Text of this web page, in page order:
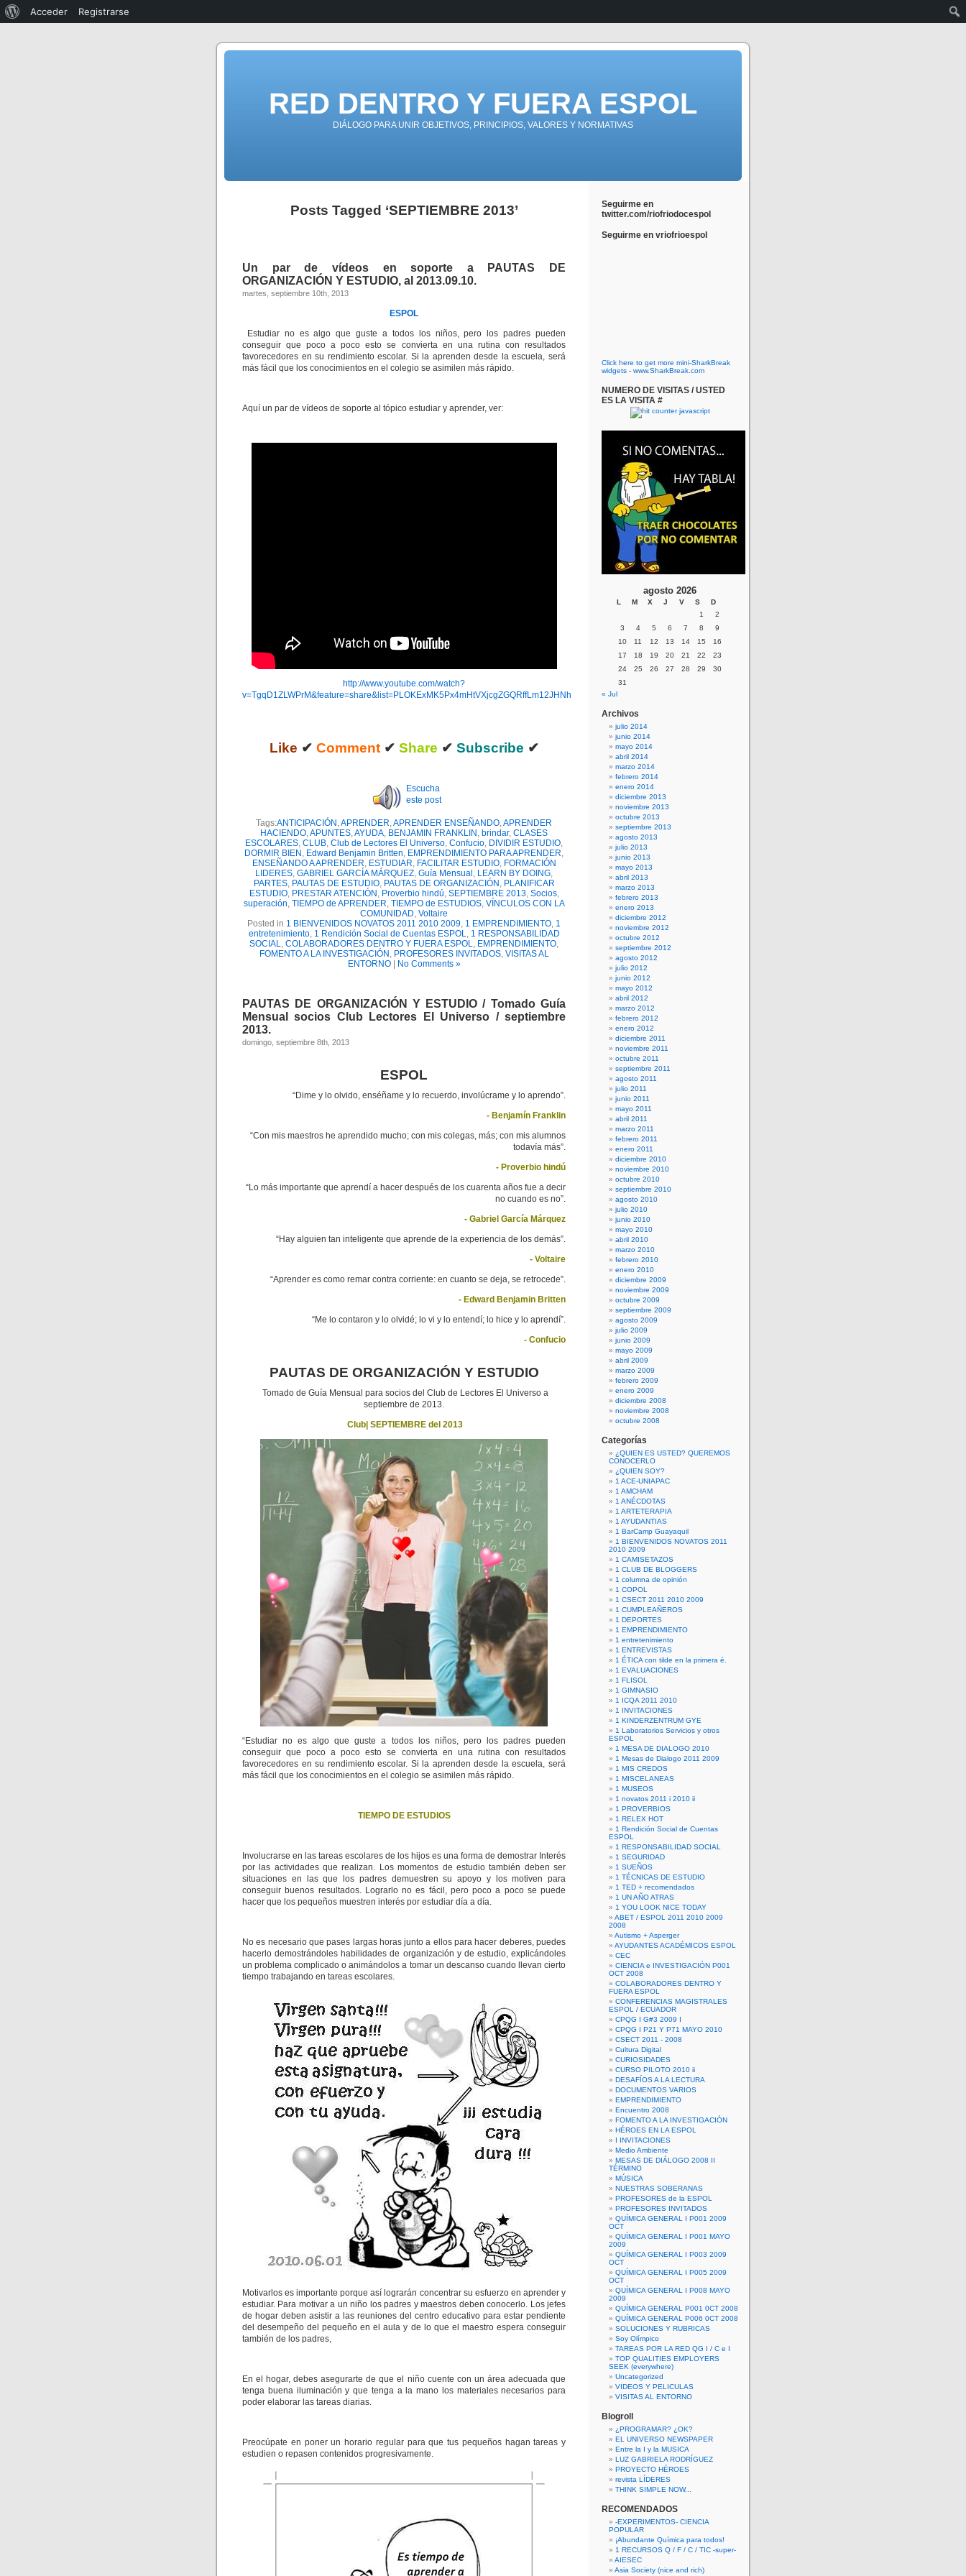
RED DENTRO Y FUERA ESPOL
DIÁLOGO PARA UNIR OBJETIVOS, PRINCIPIOS, VALORES Y NORMATIVAS
Posts Tagged ‘SEPTIEMBRE 2013’
Un par de vídeos en soporte a PAUTAS DE
ORGANIZACIÓN Y ESTUDIO, al 2013.09.10.
martes, septiembre 10th, 2013
ESPOL
Estudiar no es algo que guste a todos los niños, pero los padres pueden
conseguir que poco a poco esto se convierta en una rutina con resultados
favorecedores en su rendimiento escolar. Si la aprenden desde la escuela, será
más fácil que los conocimientos en el colegio se asimilen más rápido.
Aquí un par de vídeos de soporte al tópico estudiar y aprender, ver:
http://www.youtube.com/watch?
v=TgqD1ZLWPrM&feature=share&list=PLOKExMK5Px4mHtVXjcgZGQRffLm12JHNh
Like ✔ Comment ✔ Share ✔ Subscribe ✔
Escucha
este post
Tags:ANTICIPACIÓN ,APRENDER,APRENDER ENSEÑANDO,APRENDER
HACIENDO,APUNTES,AYUDA, BENJAMIN FRANKLIN , brindar, CLASES
ESCOLARES, CLUB, Club de Lectores El Universo, Confucio, DIVIDIR ESTUDIO,
DORMIR BIEN , Edward Benjamin Britten, EMPRENDIMIENTO PARA APRENDER,
ENSEÑANDO A APRENDER, ESTUDIAR, FACILITAR ESTUDIO, FORMACIÓN
LIDERES, GABRIEL GARCÍA MÁRQUEZ, Guía Mensual , LEARN BY DOING,
PARTES, PAUTAS DE ESTUDIO, PAUTAS DE ORGANIZACIÓN , PLANIFICAR
ESTUDIO, PRESTAR ATENCIÓN , Proverbio hindú, SEPTIEMBRE 2013, Socios,
superación, TIEMPO de APRENDER, TIEMPO de ESTUDIOS, VÍNCULOS CON LA
COMUNIDAD, Voltaire
Posted in 1 BIENVENIDOS NOVATOS 2011 2010 2009, 1 EMPRENDIMIENTO, 1
entretenimiento, 1 Rendición Social de Cuentas ESPOL, 1 RESPONSABILIDAD
SOCIAL, COLABORADORES DENTRO Y FUERA ESPOL, EMPRENDIMIENTO,
FOMENTO A LA INVESTIGACIÓN , PROFESORES INVITADOS, VISITAS AL
ENTORNO| No Comments »
PAUTAS DE ORGANIZACIÓN Y ESTUDIO / Tomado Guía
Mensual socios Club Lectores El Universo / septiembre
2013.
domingo, septiembre 8th, 2013
ESPOL
“Dime y lo olvido, enséñame y lo recuerdo, involúcrame y lo aprendo”.
- Benjamín Franklin
“Con mis maestros he aprendido mucho; con mis colegas, más; con mis alumnos
todavía más”.
- Proverbio hindú
“Lo más importante que aprendí a hacer después de los cuarenta años fue a decir
no cuando es no”.
- Gabriel García Márquez
“Hay alguien tan inteligente que aprende de la experiencia de los demás”.
- Voltaire
“Aprender es como remar contra corriente: en cuanto se deja, se retrocede”.
- Edward Benjamin Britten
“Me lo contaron y lo olvidé; lo vi y lo entendí; lo hice y lo aprendí”.
- Confucio
PAUTAS DE ORGANIZACIÓN Y ESTUDIO
Tomado de Guía Mensual para socios del Club de Lectores El Universo a
septiembre de 2013.
Club| SEPTIEMBRE del 2013
“Estudiar no es algo que guste a todos los niños, pero los padres pueden
conseguir que poco a poco esto se convierta en una rutina con resultados
favorecedores en su rendimiento escolar. Si la aprenden desde la escuela, será
más fácil que los conocimientos en el colegio se asimilen más rápido.
TIEMPO DE ESTUDIOS
Involucrarse en las tareas escolares de los hijos es una forma de demostrar Interés
por las actividades que realizan. Los momentos de estudio también deben ser
situaciones en las que los padres demuestren su apoyo y los motiven para
conseguir buenos resultados. Lograrlo no es fácil, pero poco a poco se puede
hacer que los pequeños muestren interés por estudiar día a día.
No es necesario que pases largas horas junto a ellos para hacer deberes, puedes
hacerlo demostrándoles habilidades de organización y de estudio, explicándoles
un problema complicado o animándolos a tomar un descanso cuando llevan cierto
tiempo trabajando en tareas escolares.
Motivarlos es importante porque así lograrán concentrar su esfuerzo en aprender y
estudiar. Para motivar a un niño los padres y maestros deben conocerlo. Los jefes
de hogar deben asistir a las reuniones del centro educativo para estar pendiente
del desempeño del pequeño en el aula y de lo que el maestro espera conseguir
también de los padres,
En el hogar, debes asegurarte de que el niño cuente con un área adecuada que
tenga buena iluminación y que tenga a la mano los materiales necesarios para
poder elaborar las tareas diarias.
Preocúpate en poner un horario regular para que tus pequeños hagan tareas y
estudien o repasen contenidos progresivamente.
Seguirme en
twitter.com/riofriodocespol
Seguirme en vriofrioespol
Click here to get more mini-SharkBreak
widgets - www.SharkBreak.com
NUMERO DE VISITAS / USTED
ES LA VISITA #
agosto 2026
L M X J V S
D
1
2
3
4 5 6 7 8
9
10
11 12 13 14 15
16
17
18 19 20 21 22
23
24
25 26 27 28 29
30
31
« Jul
Archivos
julio 2014
junio 2014
mayo 2014
abril 2014
marzo 2014
febrero 2014
enero 2014
diciembre 2013
noviembre 2013
octubre 2013
septiembre 2013
agosto 2013
julio 2013
junio 2013
mayo 2013
abril 2013
marzo 2013
febrero 2013
enero 2013
diciembre 2012
noviembre 2012
octubre 2012
septiembre 2012
agosto 2012
julio 2012
junio 2012
mayo 2012
abril 2012
marzo 2012
febrero 2012
enero 2012
diciembre 2011
noviembre 2011
octubre 2011
septiembre 2011
agosto 2011
julio 2011
junio 2011
mayo 2011
abril 2011
marzo 2011
febrero 2011
enero 2011
diciembre 2010
noviembre 2010
octubre 2010
septiembre 2010
agosto 2010
julio 2010
junio 2010
mayo 2010
abril 2010
marzo 2010
febrero 2010
enero 2010
diciembre 2009
noviembre 2009
octubre 2009
septiembre 2009
agosto 2009
julio 2009
junio 2009
mayo 2009
abril 2009
marzo 2009
febrero 2009
enero 2009
diciembre 2008
noviembre 2008
octubre 2008
Categorías
¿QUIEN ES USTED? QUEREMOS
CONOCERLO
¿QUIEN SOY?
1 ACE-UNIAPAC
1 AMCHAM
1 ANÉCDOTAS
1 ARTETERAPIA
1 AYUDANTIAS
1 BarCamp Guayaquil
1 BIENVENIDOS NOVATOS 2011
2010 2009
1 CAMISETAZOS
1 CLUB DE BLOGGERS
1 columna de opinión
1 COPOL
1 CSECT 2011 2010 2009
1 CUMPLEAÑEROS
1 DEPORTES
1 EMPRENDIMIENTO
1 entretenimiento
1 ENTREVISTAS
1 ÉTICA con tilde en la primera é.
1 EVALUACIONES
1 FLISOL
1 GIMNASIO
1 ICQA 2011 2010
1 INVITACIONES
1 KINDERZENTRUM GYE
1 Laboratorios Servicios y otros
ESPOL
1 MESA DE DIALOGO 2010
1 Mesas de Dialogo 2011 2009
1 MIS CREDOS
1 MISCELANEAS
1 MUSEOS
1 novatos 2011 i 2010 ii
1 PROVERBIOS
1 RELEX HOT
1 Rendición Social de Cuentas
ESPOL
1 RESPONSABILIDAD SOCIAL
1 SEGURIDAD
1 SUEÑOS
1 TÉCNICAS DE ESTUDIO
1 TED + recomendados
1 UN AÑO ATRAS
1 YOU LOOK NICE TODAY
ABET / ESPOL 2011 2010 2009
2008
Autismo + Asperger
AYUDANTES ACADÉMICOS ESPOL
CEC
CIENCIA e INVESTIGACIÓN P001
OCT 2008
COLABORADORES DENTRO Y
FUERA ESPOL
CONFERENCIAS MAGISTRALES
ESPOL / ECUADOR
CPQG I G#3 2009 I
CPQG I P21 Y P71 MAYO 2010
CSECT 2011 - 2008
Cultura Digital
CURIOSIDADES
CURSO PILOTO 2010 ii
DESAFÍOS A LA LECTURA
DOCUMENTOS VARIOS
EMPRENDIMIENTO
Encuentro 2008
FOMENTO A LA INVESTIGACIÓN
HÉROES EN LA ESPOL
I INVITACIONES
Medio Ambiente
MESAS DE DIÁLOGO 2008 II
TÉRMINO
MÚSICA
NUESTRAS SOBERANAS
PROFESORES de la ESPOL
PROFESORES INVITADOS
QUÍMICA GENERAL I P001 2009
OCT
QUÍMICA GENERAL I P001 MAYO
2009
QUÍMICA GENERAL I P003 2009
OCT
QUÍMICA GENERAL I P005 2009
OCT
QUÍMICA GENERAL I P008 MAYO
2009
QUÍMICA GENERAL P001 0CT 2008
QUÍMICA GENERAL P006 0CT 2008
SOLUCIONES Y RUBRICAS
Soy Olímpico
TAREAS POR LA RED QG I / C e I
TOP QUALITIES EMPLOYERS
SEEK (everywhere)
Uncategorized
VIDEOS Y PELICULAS
VISITAS AL ENTORNO
Blogroll
¿PROGRAMAR? ¿OK?
EL UNIVERSO NEWSPAPER
Entre la I y la MUSICA
LUZ GABRIELA RODRÍGUEZ
PROYECTO HÉROES
revista LÍDERES
THINK SIMPLE NOW...
RECOMENDADOS
-EXPERIMENTOS- CIENCIA
POPULAR
¡Abundante Química para todos!
1 RECURSOS Q / F / C / TIC -super-
AIESEC
Asia Society (nice and rich)
Acceder Registrarse